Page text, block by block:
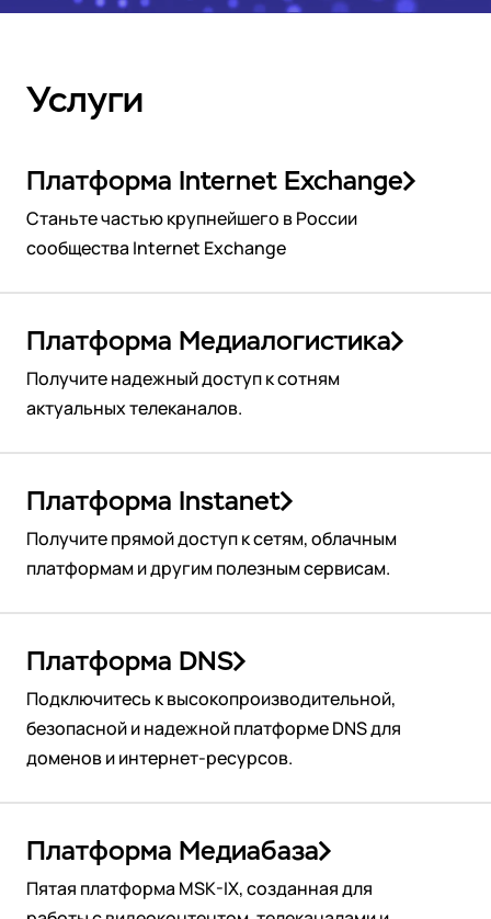
Colo
Финансы и страхование
Регистраторы TLD
Партнёры
Техподдержка
База знаний
Looking glass
Трафик
Техподдержка
Услуги
Платформа Internet Exchange
Станьте частью крупнейшего в России
сообщества Internet Exchange
Платформа Медиалогистика
Получите надежный доступ к сотням
актуальных телеканалов.
Платформа Instanet
Получите прямой доступ к сетям, облачным
платформам и другим полезным сервисам.
Платформа DNS
Подключитесь к высокопроизводительной,
безопасной и надежной платформе DNS для
доменов и интернет-ресурсов.
Платформа Медиабаза
Пятая платформа MSK-IX, созданная для